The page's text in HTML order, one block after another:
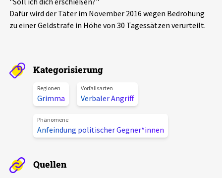
Schlaglichter
Aktuelles
Veranstaltungen
Podcasts
Über uns
Kontakt
Dafür wird der Täter im November 2016 wegen Bedrohung
zu einer Geldstrafe in Höhe von 30 Tagessätzen verurteilt.
Kategorisierung
Regionen
Grimma
Vorfallsarten
Verbaler Angriff
Phänomene
Anfeindung politischer Gegner*innen
Quellen